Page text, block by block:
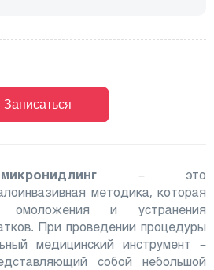
Записаться
– это
методика, которая
омоложения и устранения
При проведении процедуры
медицинский инструмент –
собой небольшой